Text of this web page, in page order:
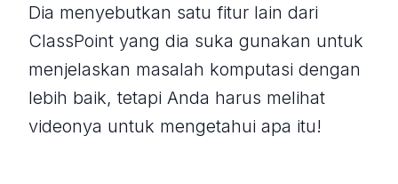
Dia menyebutkan satu fitur lain dari
ClassPoint yang dia suka gunakan untuk
menjelaskan masalah komputasi dengan
lebih baik, tetapi Anda harus melihat
videonya untuk mengetahui apa itu!